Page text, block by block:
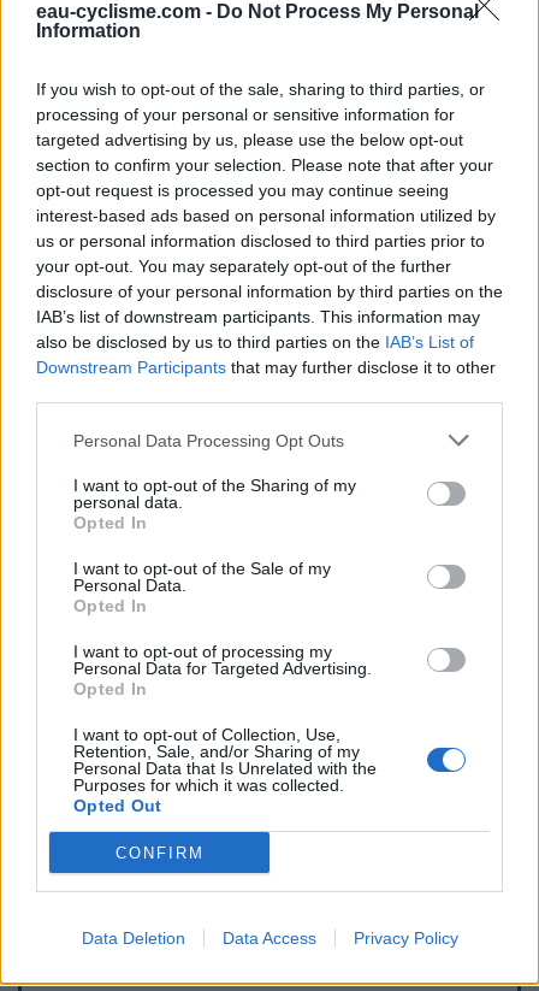
eau-cyclisme.com - Do Not Process My Personal
Information
If you wish to opt-out of the sale, sharing to third parties, or
processing of your personal or sensitive information for
targeted advertising by us, please use the below opt-out
section to confirm your selection. Please note that after your
opt-out request is processed you may continue seeing
interest-based ads based on personal information utilized by
us or personal information disclosed to third parties prior to
your opt-out. You may separately opt-out of the further
disclosure of your personal information by third parties on the
IAB’s list of downstream participants. This information may
also be disclosed by us to third parties on the IAB’s List of
Downstream Participants that may further disclose it to other
Personal Data Processing Opt Outs
I want to opt-out of the Sharing of my
personal data.
Opted In
I want to opt-out of the Sale of my
Personal Data.
Opted In
I want to opt-out of processing my
Personal Data for Targeted Advertising.
Opted In
I want to opt-out of Collection, Use,
Retention, Sale, and/or Sharing of my
Personal Data that Is Unrelated with the
Purposes for which it was collected.
Opted Out
CONFIRM
Data Deletion Data Access Privacy Policy
Toon kaart